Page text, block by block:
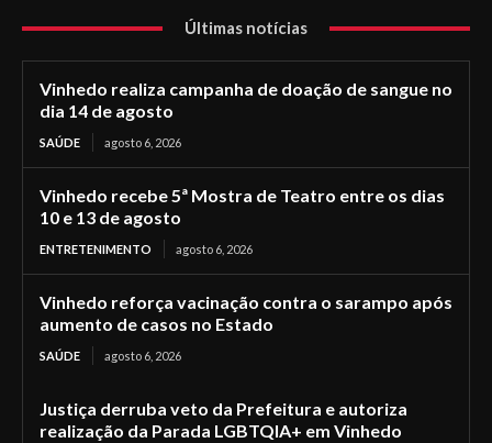
Últimas notícias
Vinhedo realiza campanha de doação de sangue no
dia 14 de agosto
SAÚDE agosto 6, 2026
Vinhedo recebe 5ª Mostra de Teatro entre os dias
10 e 13 de agosto
ENTRETENIMENTO agosto 6, 2026
Vinhedo reforça vacinação contra o sarampo após
aumento de casos no Estado
SAÚDE agosto 6, 2026
Justiça derruba veto da Prefeitura e autoriza
realização da Parada LGBTQIA+ em Vinhedo